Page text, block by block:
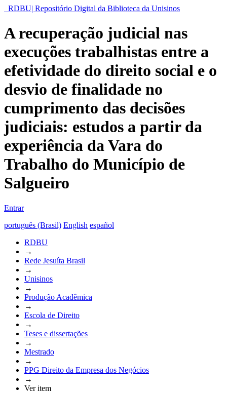
RDBU| Repositório Digital da Biblioteca da Unisinos
A recuperação judicial nas
execuções trabalhistas entre a
efetividade do direito social e o
desvio de finalidade no
cumprimento das decisões
judiciais: estudos a partir da
experiência da Vara do
Trabalho do Município de
Salgueiro
Entrar
português (Brasil) English español
RDBU
→
Rede Jesuíta Brasil
→
Unisinos
→
Produção Acadêmica
→
Escola de Direito
→
Teses e dissertações
→
Mestrado
→
PPG Direito da Empresa dos Negócios
→
Ver item